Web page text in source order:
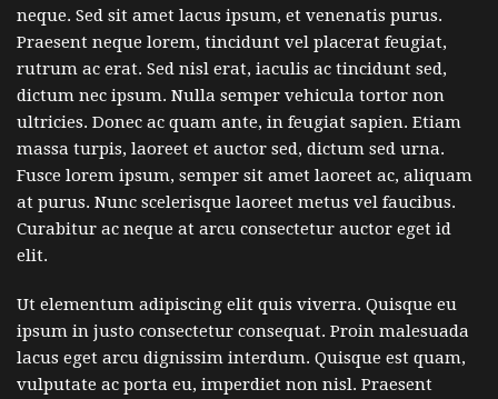
neque. Sed sit amet lacus ipsum, et venenatis purus.
Praesent neque lorem, tincidunt vel placerat feugiat,
rutrum ac erat. Sed nisl erat, iaculis ac tincidunt sed,
dictum nec ipsum. Nulla semper vehicula tortor non
ultricies. Donec ac quam ante, in feugiat sapien. Etiam
massa turpis, laoreet et auctor sed, dictum sed urna.
Fusce lorem ipsum, semper sit amet laoreet ac, aliquam
at purus. Nunc scelerisque laoreet metus vel faucibus.
Curabitur ac neque at arcu consectetur auctor eget id
elit.
Ut elementum adipiscing elit quis viverra. Quisque eu
ipsum in justo consectetur consequat. Proin malesuada
lacus eget arcu dignissim interdum. Quisque est quam,
vulputate ac porta eu, imperdiet non nisl. Praesent